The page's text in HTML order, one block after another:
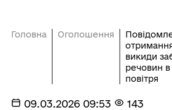
Головна Оголошення
викиди
речовин
повітря
09.03.2026 09:53 143